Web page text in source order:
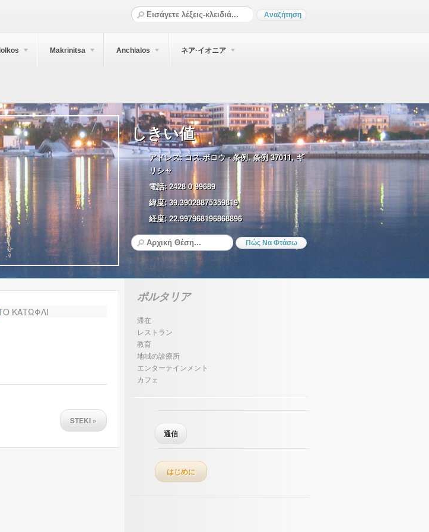
Iolkos Makrinitsa Anchialos ネア·イオニア
しきい値
アドレス:コス·ボロウ - 条例, 条例 37011, ギ
リシャ
電話:2428 0 99689
緯度:39.39028875359819
経度:22.997968196868896
STEKI »
ポルタリア
滞在
レストラン
教育
地域の診療所
エンターテインメント
カフェ
通信
はじめに